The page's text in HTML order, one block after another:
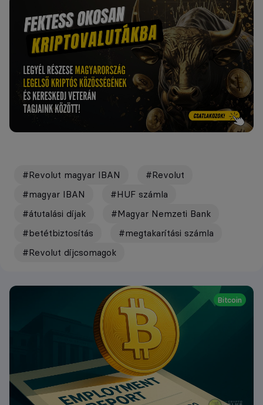
#Revolut magyar IBAN
#Revolut
#magyar IBAN
#HUF számla
#átutalási díjak
#Magyar Nemzeti Bank
#betétbiztosítás
#megtakarítási számla
#Revolut díjcsomagok
Bitcoin